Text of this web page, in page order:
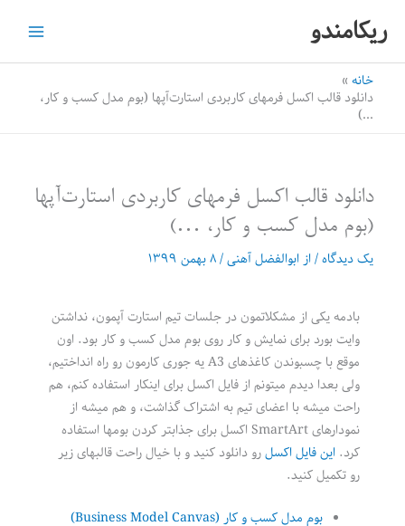
ریکامندو
خانه
دانلود قالب اکسل فرمهای کاربردی استارت‌آپها (بوم مدل کسب و کار،
…)
دانلود قالب اکسل فرمهای کاربردی استارت‌آپها
(بوم مدل کسب و کار، …)
یک دیدگاه/ از ابوالفضل آهنی/۸ بهمن ۱۳۹۹
بادمه یکی از مشکلاتمون در جلسات تیم استارت آپمون، نداشتن
وایت بورد برای نمایش و کار روی بوم مدل کسب و کار بود. اون
موقع با چسبوندن کاغذهای A3 یه جوری کارمون رو راه انداختیم،
ولی بعدا دیدم میتونم از فایل اکسل برای اینکار استفاده کنم، هم
راحت میشه با اعضای تیم به اشتراک گذاشت، و هم میشه از
نمودارهای SmartArt اکسل برای جذابتر کردن بومها استفاده
کرد. این فایل اکسلرو دانلود کنید و با خیال راحت قالبهای زیر
رو تکمیل کنید.
بوم مدل کسب و کار (Business Model Canvas)